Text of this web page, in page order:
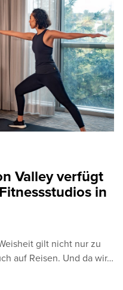
Valley verfügt
in
gilt nicht nur zu
auf Reisen. Und da wir…